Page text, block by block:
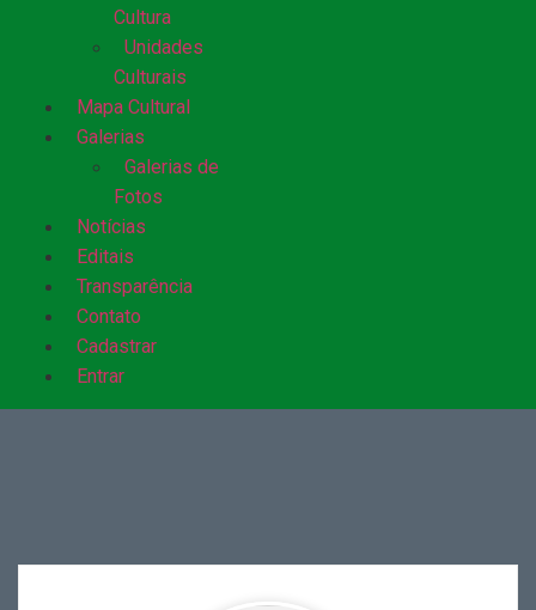
Cultura
Unidades
Culturais
Mapa Cultural
Galerias
Galerias de
Fotos
Notícias
Editais
Transparência
Contato
Cadastrar
Entrar